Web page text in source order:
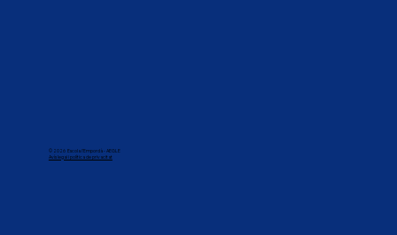
© 2026 Escola l'Empordà - AEGLE
Avís legai i política de privacitat